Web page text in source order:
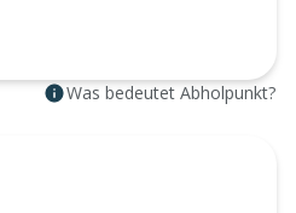
Was bedeutet Abholpunkt?